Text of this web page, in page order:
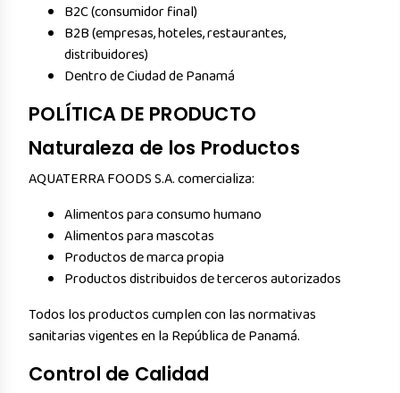
B2C (consumidor final)
B2B (empresas, hoteles, restaurantes,
distribuidores)
Dentro de Ciudad de Panamá
POLÍTICA DE PRODUCTO
Naturaleza de los Productos
AQUATERRA FOODS S.A. comercializa:
Alimentos para consumo humano
Alimentos para mascotas
Productos de marca propia
Productos distribuidos de terceros autorizados
Todos los productos cumplen con las normativas
sanitarias vigentes en la República de Panamá.
Control de Calidad